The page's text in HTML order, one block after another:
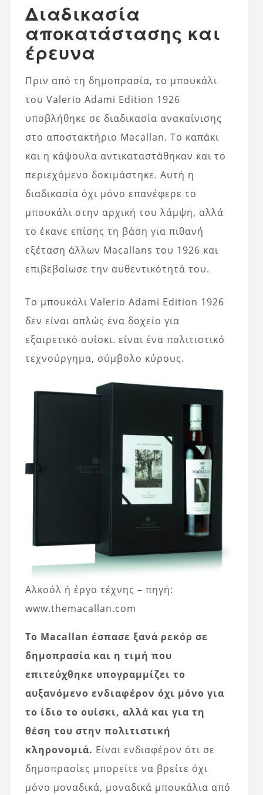
Διαδικασία
αποκατάστασης και
έρευνα
Πριν από τη δημοπρασία, το μπουκάλι
του Valerio Adami Edition 1926
υποβλήθηκε σε διαδικασία ανακαίνισης
στο αποστακτήριο Macallan. Το καπάκι
και η κάψουλα αντικαταστάθηκαν και το
περιεχόμενο δοκιμάστηκε. Αυτή η
διαδικασία όχι μόνο επανέφερε το
μπουκάλι στην αρχική του λάμψη, αλλά
το έκανε επίσης τη βάση για πιθανή
εξέταση άλλων Macallans του 1926 και
επιβεβαίωσε την αυθεντικότητά του.
Το μπουκάλι Valerio Adami Edition 1926
δεν είναι απλώς ένα δοχείο για
εξαιρετικό ουίσκι. είναι ένα πολιτιστικό
τεχνούργημα, σύμβολο κύρους.
Αλκοόλ ή έργο τέχνης – πηγή:
www.themacallan.com
Το Macallan έσπασε ξανά ρεκόρ σε
δημοπρασία και η τιμή που
επιτεύχθηκε υπογραμμίζει το
αυξανόμενο ενδιαφέρον όχι μόνο για
το ίδιο το ουίσκι, αλλά και για τη
θέση του στην πολιτιστική
κληρονομιά. Είναι ενδιαφέρον ότι σε
δημοπρασίες μπορείτε να βρείτε όχι
μόνο μοναδικά, μοναδικά μπουκάλια από